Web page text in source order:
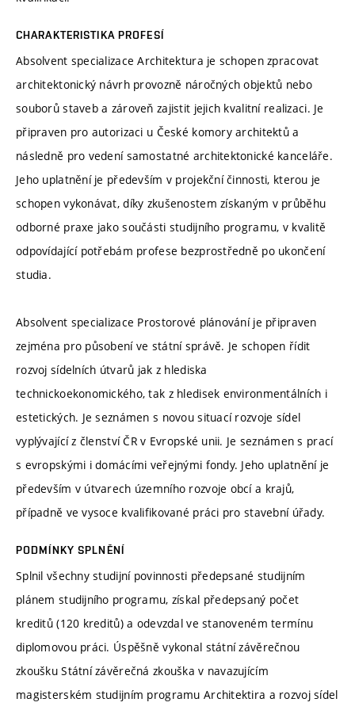
CHARAKTERISTIKA PROFESÍ
Absolvent specializace Architektura je schopen zpracovat
architektonický návrh provozně náročných objektů nebo
souborů staveb a zároveň zajistit jejich kvalitní realizaci. Je
připraven pro autorizaci u České komory architektů a
následně pro vedení samostatné architektonické kanceláře.
Jeho uplatnění je především v projekční činnosti, kterou je
schopen vykonávat, díky zkušenostem získaným v průběhu
odborné praxe jako součásti studijního programu, v kvalitě
odpovídající potřebám profese bezprostředně po ukončení
studia.
Absolvent specializace Prostorové plánování je připraven
zejména pro působení ve státní správě. Je schopen řídit
rozvoj sídelních útvarů jak z hlediska
technickoekonomického, tak z hledisek environmentálních i
estetických. Je seznámen s novou situací rozvoje sídel
vyplývající z členství ČR v Evropské unii. Je seznámen s prací
s evropskými i domácími veřejnými fondy. Jeho uplatnění je
především v útvarech územního rozvoje obcí a krajů,
případně ve vysoce kvalifikované práci pro stavební úřady.
PODMÍNKY SPLNĚNÍ
Splnil všechny studijní povinnosti předepsané studijním
plánem studijního programu, získal předepsaný počet
kreditů (120 kreditů) a odevzdal ve stanoveném termínu
diplomovou práci. Úspěšně vykonal státní závěrečnou
zkoušku Státní závěrečná zkouška v navazujícím
magisterském studijním programu Architektira a rozvoj sídel